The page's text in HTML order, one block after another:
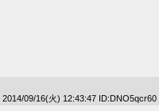
2014/09/16(火) 12:43:47 ID:DNO5qcr60